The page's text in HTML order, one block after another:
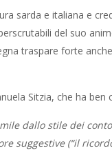
sarda e italiana e
del suo
traspare forte
Sitzia, che ha
dallo stile dei
suggestive (“il